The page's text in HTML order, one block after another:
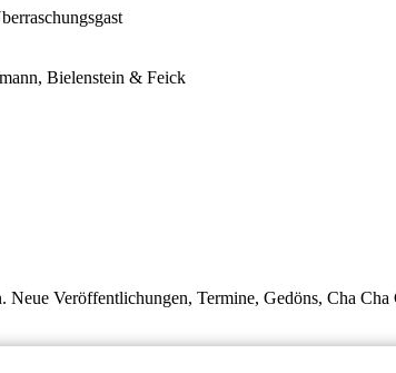
Bielenstein & Feick
Veröffentlichungen, Termine, Gedöns, Cha